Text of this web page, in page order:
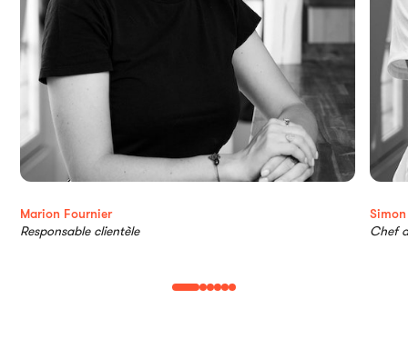
Marion Fournier
Responsable clientèle Chef